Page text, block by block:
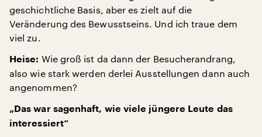
geschichtliche Basis, aber es zielt auf die
Veränderung des Bewusstseins. Und ich traue dem
viel zu.
Heise: Wie groß ist da dann der Besucherandrang,
also wie stark werden derlei Ausstellungen dann auch
angenommen?
„Das war sagenhaft, wie viele jüngere Leute das
interessiert“